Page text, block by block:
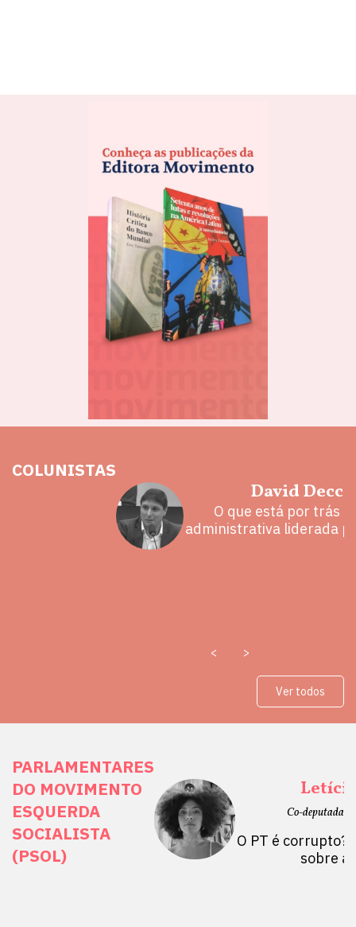
COLUNISTAS
David
O que está por trás
administrativa liderada
< >
Ver todos
PARLAMENTARES
DO MOVIMENTO
ESQUERDA
SOCIALISTA
(PSOL)
Direitos
do Sul, SP)
Mulheres por +
Público abre
Co-deputada
O PT é corrupto?
sobre a